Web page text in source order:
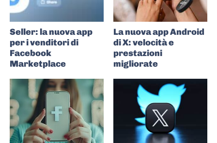
Seller: la nuova app
per i venditori di
Facebook
Marketplace
La nuova app Android
di X: velocità e
prestazioni
migliorate